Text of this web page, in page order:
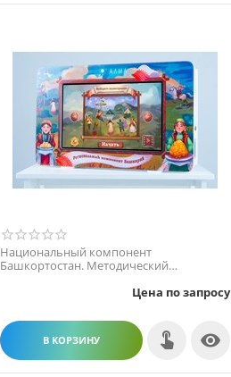
Национальный компонент
Башкортостан. Методический
Цена по запросу
В КОРЗИНУ 